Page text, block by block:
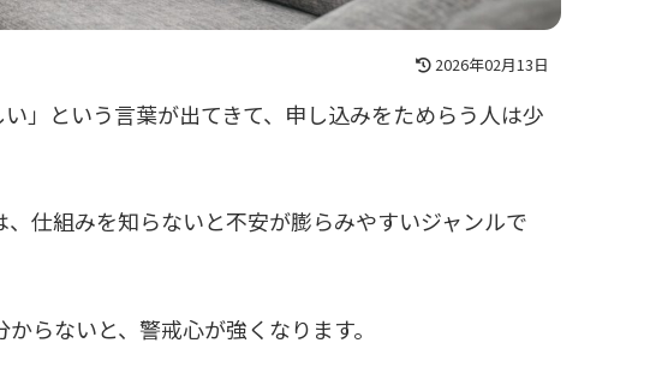
2026年02月13日
」という言葉が出てきて、申し込みをためらう人は少
仕組みを知らないと不安が膨らみやすいジャンルで
らないと、警戒心が強くなります。